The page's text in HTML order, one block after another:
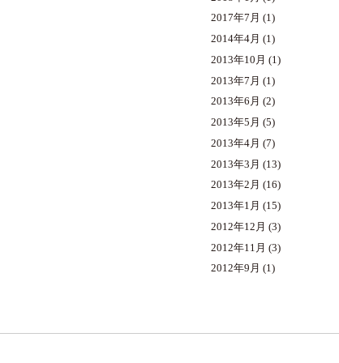
2017年7月 (1)
2014年4月 (1)
2013年10月 (1)
2013年7月 (1)
2013年6月 (2)
2013年5月 (5)
2013年4月 (7)
2013年3月 (13)
2013年2月 (16)
2013年1月 (15)
2012年12月 (3)
2012年11月 (3)
2012年9月 (1)